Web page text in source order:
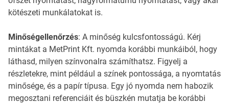
kötészeti munkálatokat is.
Minőségellenőrzés: A minőség kulcsfontosságú. Kérj
mintákat a MetPrint Kft. nyomda korábbi munkáiból, hogy
láthasd, milyen színvonalra számíthatsz. Figyelj a
részletekre, mint például a színek pontossága, a nyomtatás
minősége, és a papír típusa. Egy jó nyomda nem habozik
megosztani referenciáit és büszkén mutatja be korábbi